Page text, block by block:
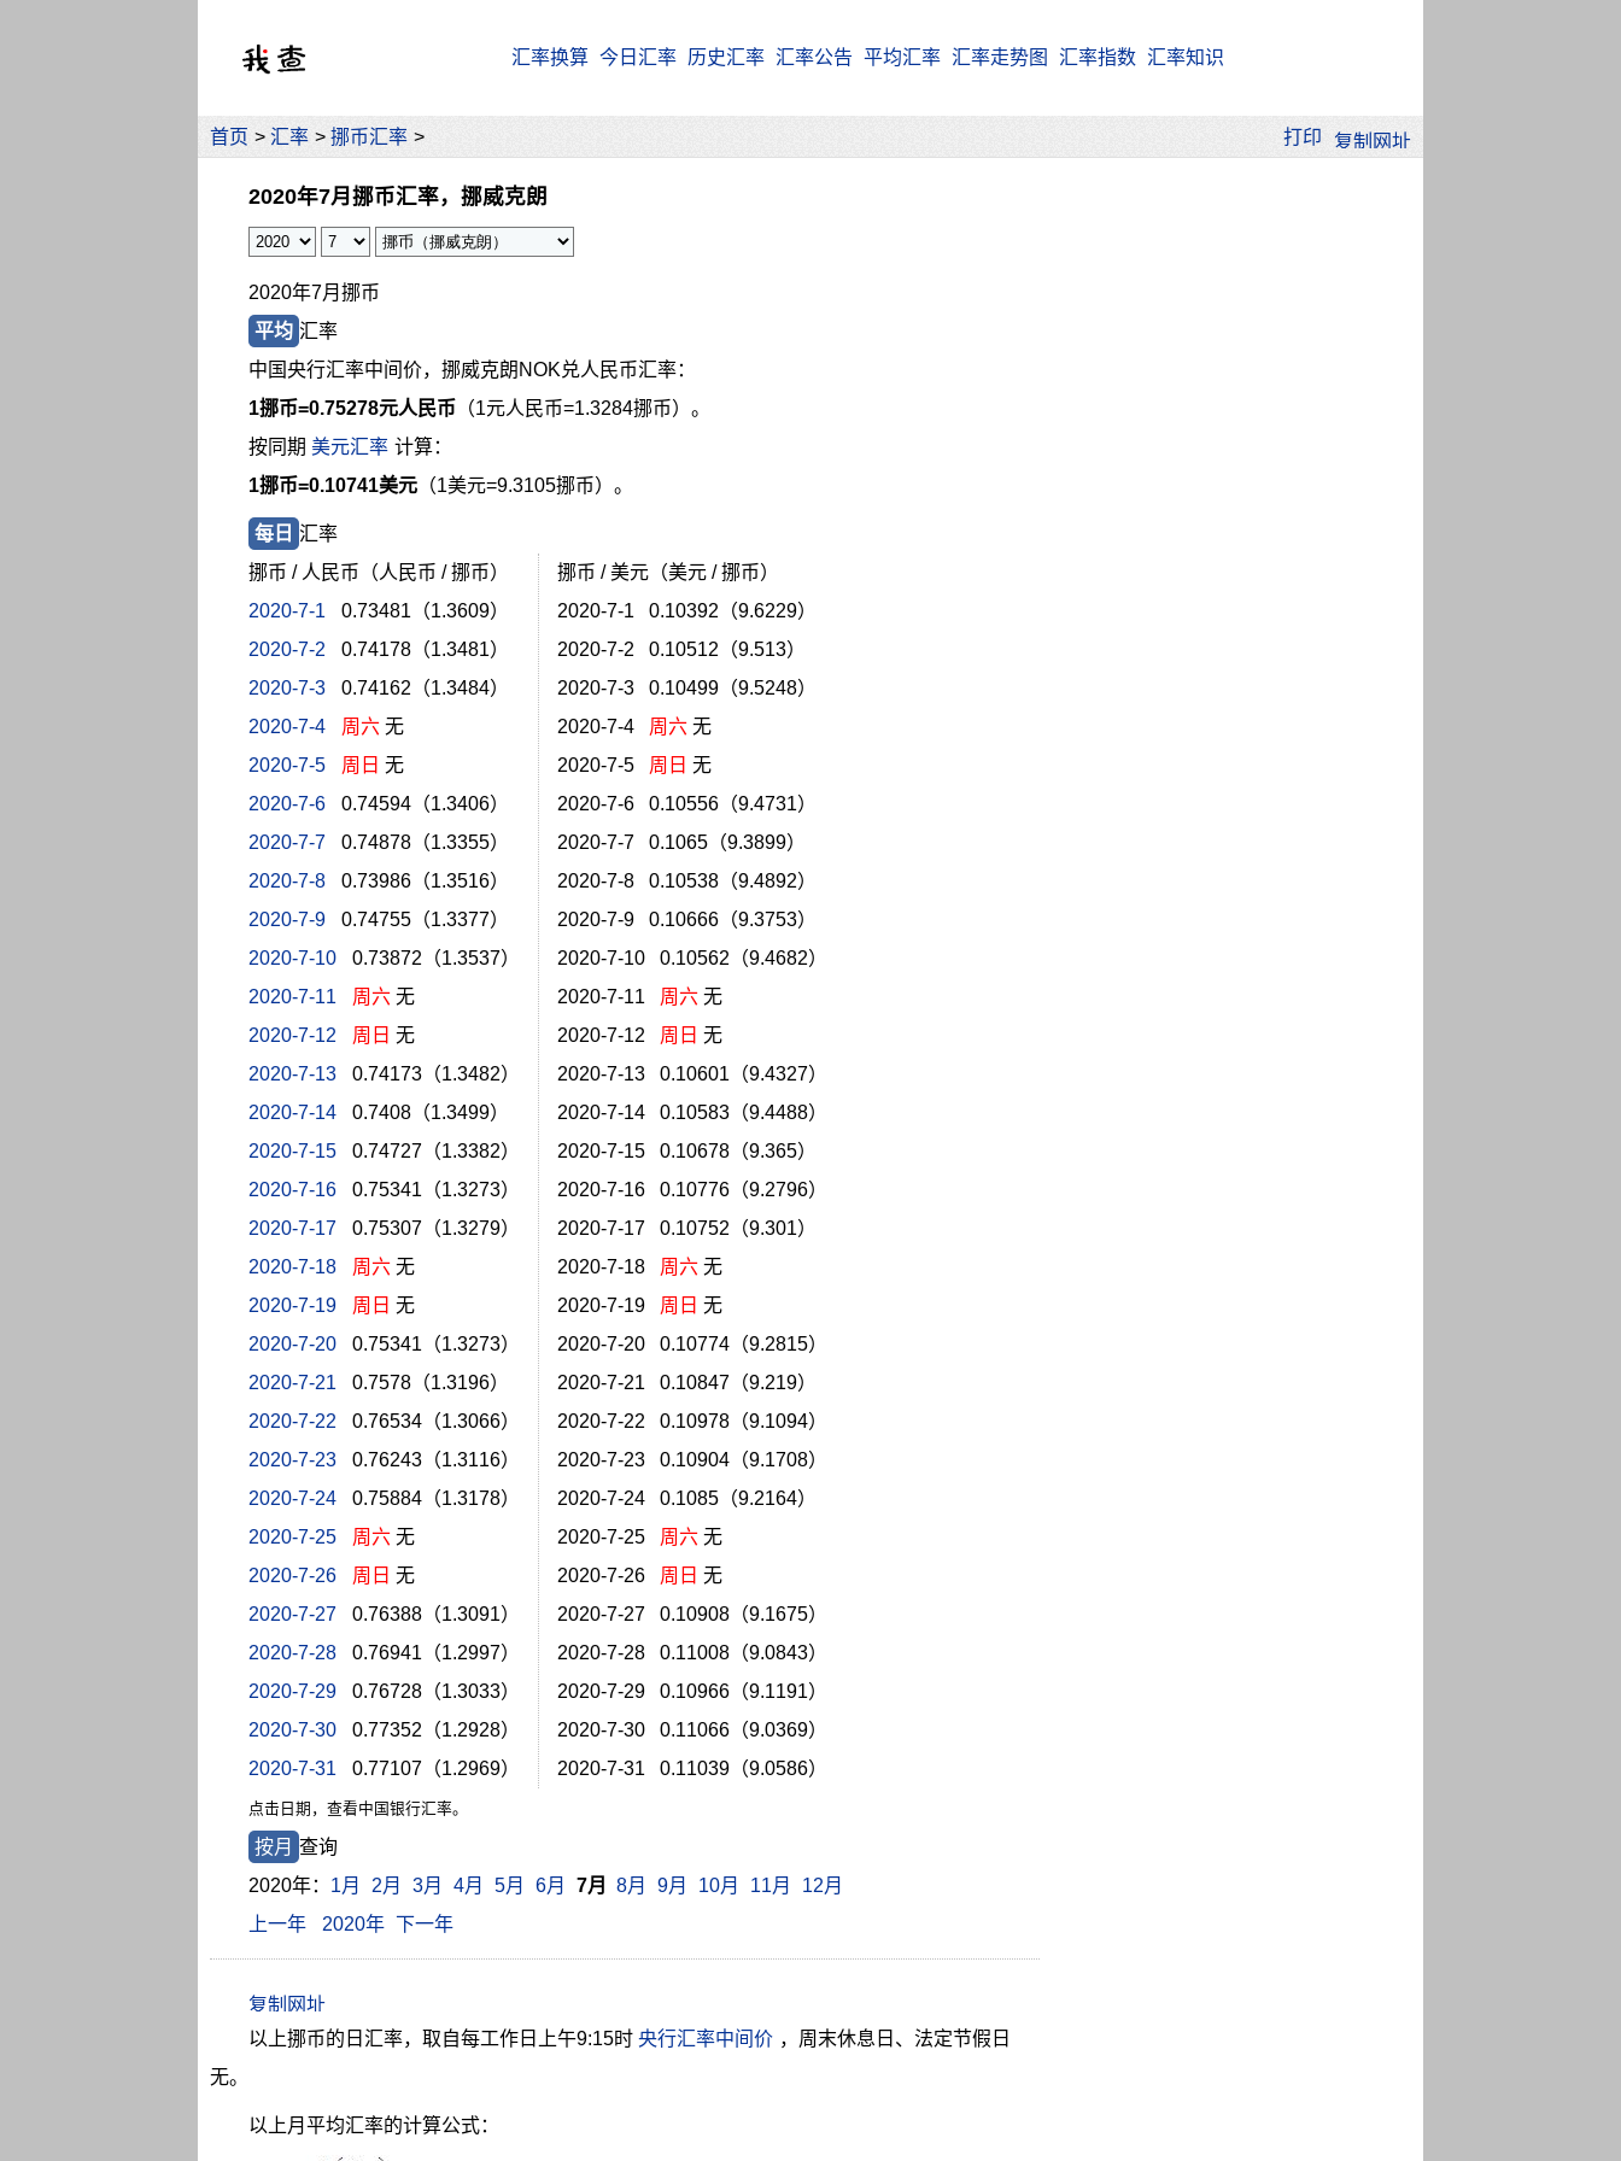
汇率换算 今日汇率 历史汇率 汇率公告 平均汇率 汇率走势图 汇率指数 汇率知识
首页 > 汇率 > 挪币汇率 > 打印
2020年7月挪币汇率，挪威克朗
2020年7月挪币
平均 汇率
中国央行汇率中间价，挪威克朗NOK兑人民币汇率：
1挪币=0.75278元人民币 （1元人民币=1.3284挪币）。
按同期 美元汇率 计算：
1挪币=0.10741美元 （1美元=9.3105挪币）。
每日 汇率
挪币 / 人民币（人民币 / 挪币）
2020-7-1
0.73481（1.3609）
2020-7-2
0.74178（1.3481）
2020-7-3
0.74162（1.3484）
2020-7-4
周六无
2020-7-5
周日 无
2020-7-6
0.74594（1.3406）
2020-7-7
0.74878（1.3355）
2020-7-8
0.73986（1.3516）
2020-7-9
0.74755（1.3377）
2020-7-10
0.73872（1.3537）
2020-7-11
周六无
2020-7-12
周日 无
2020-7-13
0.74173（1.3482）
2020-7-14
0.7408（1.3499）
2020-7-15
0.74727（1.3382）
2020-7-16
0.75341（1.3273）
2020-7-17
0.75307（1.3279）
2020-7-18
周六无
2020-7-19
周日 无
2020-7-20
0.75341（1.3273）
2020-7-21
0.7578（1.3196）
2020-7-22
0.76534（1.3066）
2020-7-23
0.76243（1.3116）
2020-7-24
0.75884（1.3178）
2020-7-25
周六无
2020-7-26
周日 无
2020-7-27
0.76388（1.3091）
2020-7-28
0.76941（1.2997）
2020-7-29
0.76728（1.3033）
2020-7-30
0.77352（1.2928）
2020-7-31
0.77107（1.2969）
点击日期，查看中国银行汇率。
挪币 / 美元（美元 / 挪币）
2020-7-1 0.10392（9.6229）
2020-7-2 0.10512（9.513）
2020-7-3 0.10499（9.5248）
2020-7-4 周六无
2020-7-5 周日 无
2020-7-6 0.10556（9.4731）
2020-7-7 0.1065（9.3899）
2020-7-8 0.10538（9.4892）
2020-7-9 0.10666（9.3753）
2020-7-10 0.10562（9.4682）
2020-7-11 周六无
2020-7-12 周日 无
2020-7-13 0.10601（9.4327）
2020-7-14 0.10583（9.4488）
2020-7-15 0.10678（9.365）
2020-7-16 0.10776（9.2796）
2020-7-17 0.10752（9.301）
2020-7-18 周六无
2020-7-19 周日 无
2020-7-20 0.10774（9.2815）
2020-7-21 0.10847（9.219）
2020-7-22 0.10978（9.1094）
2020-7-23 0.10904（9.1708）
2020-7-24 0.1085（9.2164）
2020-7-25 周六无
2020-7-26 周日 无
2020-7-27 0.10908（9.1675）
2020-7-28 0.11008（9.0843）
2020-7-29 0.10966（9.1191）
2020-7-30 0.11066（9.0369）
2020-7-31 0.11039（9.0586）
按月 查询
2020年： 1月 2月 3月 4月 5月 6月 7月 8月 9月 10月 11月
12月
上一年
2020年 下一年
以上挪币的日汇率，取自每工作日上午9:15时 央行汇率中间价 ，周末休息日、法定节假日
无。
以上月平均汇率的计算公式：